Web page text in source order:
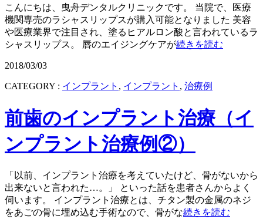
こんにちは、曳舟デンタルクリニックです。 当院で、医療
機関専売のラシャスリップスが購入可能となりました 美容
や医療業界で注目され、塗るヒアルロン酸と言われているラ
シャスリップス。 唇のエイジングケアが続きを読む
2018/03/03
CATEGORY : インプラント , インプラント , 治療例
前歯のインプラント治療（イ
ンプラント治療例②）
「以前、インプラント治療を考えていたけど、骨がないから
出来ないと言われた…。」 といった話を患者さんからよく
伺います。 インプラント治療とは、チタン製の金属のネジ
をあごの骨に埋め込む手術なので、骨がな続きを読む